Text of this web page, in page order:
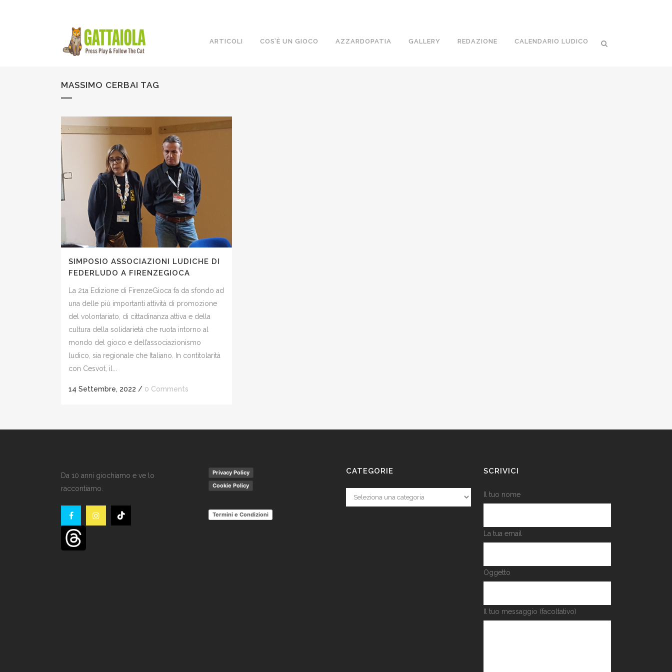
ARTICOLI COS’È UN GIOCO AZZARDOPATIA GALLERY REDAZIONE CALENDARIO LUDICO
MASSIMO CERBAI TAG
SIMPOSIO ASSOCIAZIONI LUDICHE DI
FEDERLUDO A FIRENZEGIOCA
La 21a Edizione di FirenzeGioca fa da sfondo ad
una delle più importanti attività di promozione
del volontariato, di cittadinanza attiva e della
cultura della solidarietà che ruota intorno al
mondo del gioco e dell’associazionismo
ludico, sia regionale che Italiano. In contitolarità
con Cesvot, il...
14 Settembre, 2022 / 0 Comments
Da 10 anni giochiamo e ve lo
raccontiamo.
Privacy Policy
Cookie Policy
Termini e Condizioni
CATEGORIE
Categorie
SCRIVICI
Il tuo nome
La tua email
Oggetto
Il tuo messaggio (facoltativo)